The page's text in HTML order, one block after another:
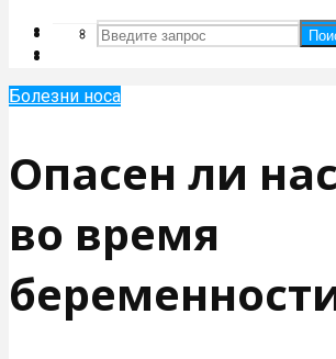
Болезни носа
Опасен ли
во время